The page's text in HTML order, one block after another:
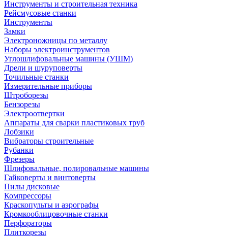
Инструменты и строительная техника
Рейсмусовые станки
Инструменты
Замки
Электроножницы по металлу
Наборы электроинструментов
Углошлифовальные машины (УШМ)
Дрели и шуруповерты
Точильные станки
Измерительные приборы
Штроборезы
Бензорезы
Электроотвертки
Аппараты для сварки пластиковых труб
Лобзики
Вибраторы строительные
Рубанки
Фрезеры
Шлифовальные, полировальные машины
Гайковерты и винтоверты
Пилы дисковые
Компрессоры
Краскопульты и аэрографы
Кромкооблицовочные станки
Перфораторы
Плиткорезы